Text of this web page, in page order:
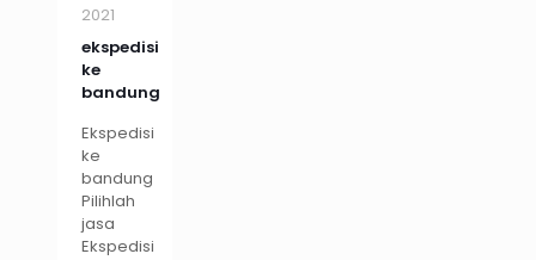
2021
ekspedisi
ke
bandung
Ekspedisi
ke
bandung
Pilihlah
jasa
Ekspedisi